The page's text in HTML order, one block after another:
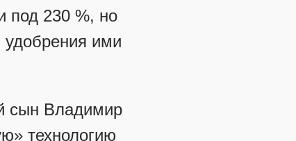
под 230 %, но
удобрения ими
сын Владимир
технологию